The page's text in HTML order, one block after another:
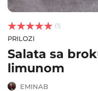


 (1)
PRILOZI
Salata sa
limunom
EMINAB